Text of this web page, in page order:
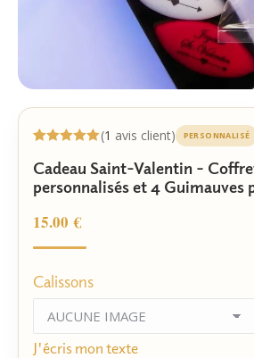
Cadeau Saint-Valentin –
personnalisés et 4 Guimauves
15.00€
sur 5
basé sur
notation
(1 avis client) PERSONNALISÉ
Calissons
J'écris mon texte